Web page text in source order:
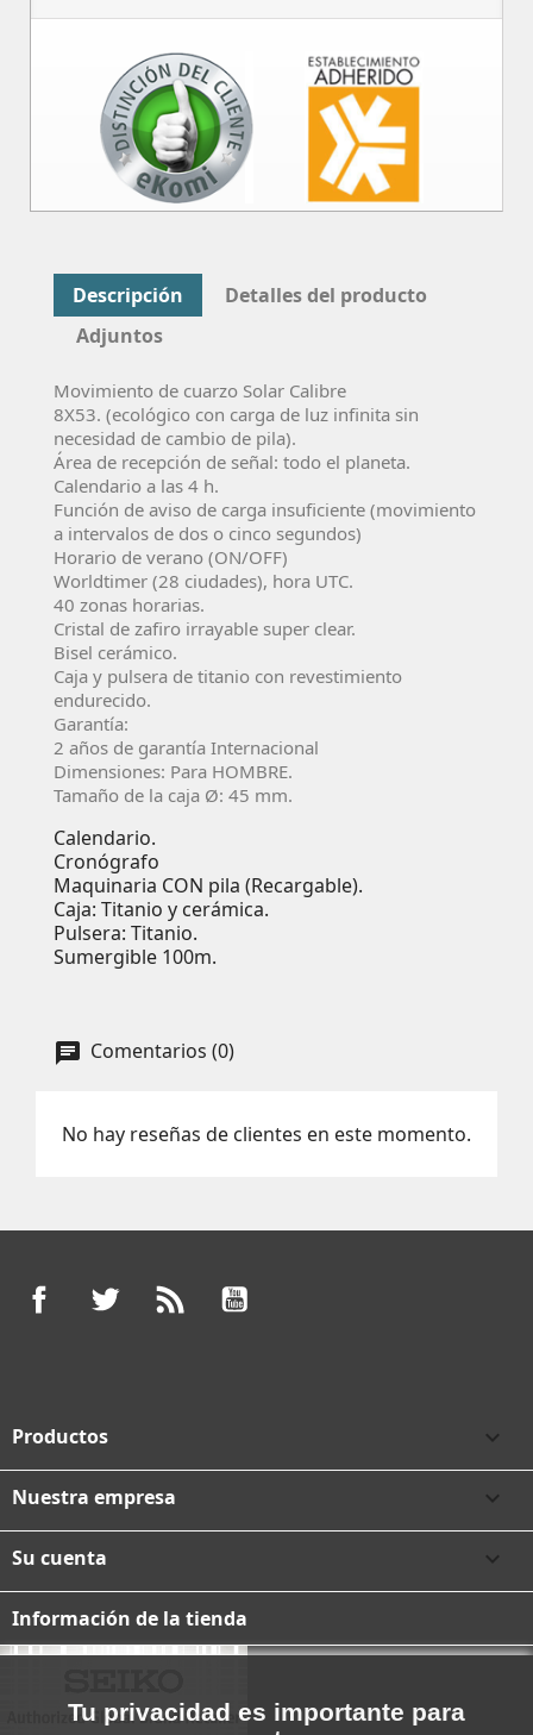
Descripción
Detalles del producto
Adjuntos
Movimiento de cuarzo Solar Calibre
8X53. (ecológico con carga de luz infinita sin
necesidad de cambio de pila).
Área de recepción de señal: todo el planeta.
Calendario a las 4 h.
Función de aviso de carga insuficiente (movimiento
a intervalos de dos o cinco segundos)
Horario de verano (ON/OFF)
Worldtimer (28 ciudades), hora UTC.
40 zonas horarias.
Cristal de zafiro irrayable super clear.
Bisel cerámico.
Caja y pulsera de titanio con revestimiento
endurecido.
Garantía:
2 años de garantía Internacional
Dimensiones: Para HOMBRE.
Tamaño de la caja Ø: 45 mm.
Calendario.
Cronógrafo
Maquinaria CON pila (Recargable).
Caja: Titanio y cerámica.
Pulsera: Titanio.
Sumergible 100m.
Comentarios (0)
No hay reseñas de clientes en este momento.
FacebookTwitter
Productos 
Nuestra empresa 
Su cuenta 
Información de la tienda
Tu privacidad es importante para